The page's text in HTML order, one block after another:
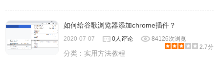
如何给谷歌浏览器添加chrome插件？
2020-07-07 0人评论
84126次浏览
2.7分
分类： 实用方法教程